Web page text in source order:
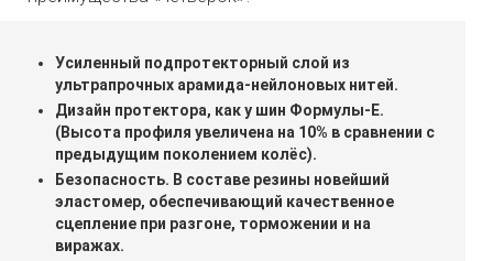
Усиленный подпротекторный слой из
ультрапрочных арамида-нейлоновых нитей.
Дизайн протектора, как у шин Формулы-Е.
(Высота профиля увеличена на 10% в сравнении с
предыдущим поколением колёс).
Безопасность. В составе резины новейший
эластомер, обеспечивающий качественное
сцепление при разгоне, торможении и на
виражах.